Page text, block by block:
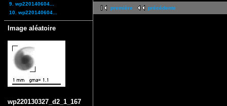
9. wp220140604...
10. wp220140604...
Image aléatoire
wp220130327_d2_1_167
première précédente